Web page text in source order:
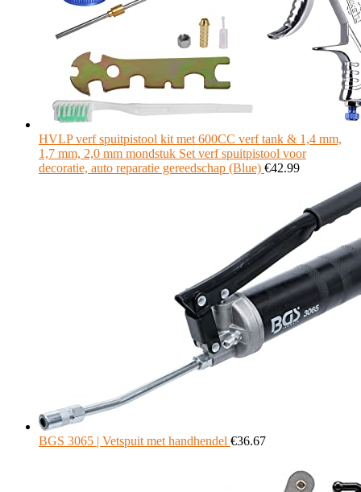
HVLP verf spuitpistool kit met 600CC verf tank & 1,4 mm,
1,7 mm, 2,0 mm mondstuk Set verf spuitpistool voor
decoratie, auto reparatie gereedschap (Blue) €42.99
BGS 3065 | Vetspuit met handhendel €36.67